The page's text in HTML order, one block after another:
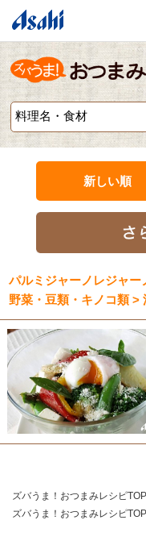
新しい順
パルミジャーノレジャ
野菜・豆類・キノコ類
ズバうま！おつまみレシピTOP
ズバうま！おつまみレシピTOP